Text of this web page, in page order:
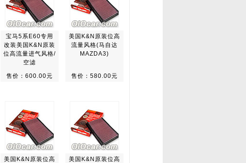
宝马5系E60专用
改装美国K&N原装
位高流量进气风格/
空滤
售价：600.00元
美国K&N原装位高
流量风格(马自达
MAZDA3)
售价：580.00元
美国K&N原装位高
美国K&N原装位高